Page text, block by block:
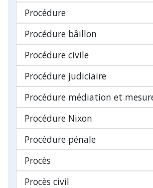
Procédure
Procédure bâillon
Procédure civile
Procédure judiciaire
Procédure médiation et
Procédure Nixon
Procédure pénale
Procès
Procès civil